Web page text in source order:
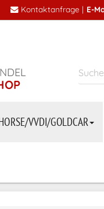
Kontaktanfrage | E-
VVDI/GOLDCAR